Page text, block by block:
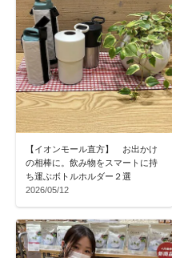
【イオンモール直方】 お出かけ
の相棒に。飲み物をスマートに持
ち運ぶボトルホルダー２選
2026/05/12